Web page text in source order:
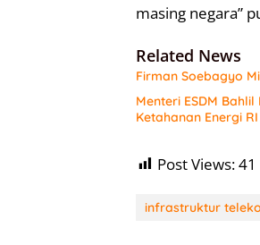
masing negara”
Related News
Firman Soebagyo
Menteri ESDM
Ketahanan Energi RI
Post Views:41
infrastruktur